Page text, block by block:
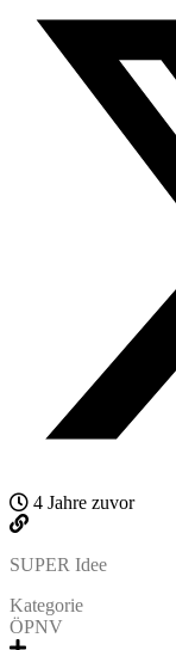
4 Jahre zuvor
SUPER Idee
Kategorie
ÖPNV